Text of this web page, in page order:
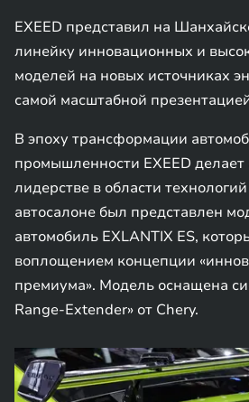
EXEED представил на
линейку инновационных и
моделей на новых источниках
самой масштабной
В эпоху трансформации
промышленности EXEED делает
лидерстве в области
автосалоне был представлен
автомобиль EXLANTIX ES,
воплощением концепции
премиума». Модель оснащена
Range-Extender» от Chery.